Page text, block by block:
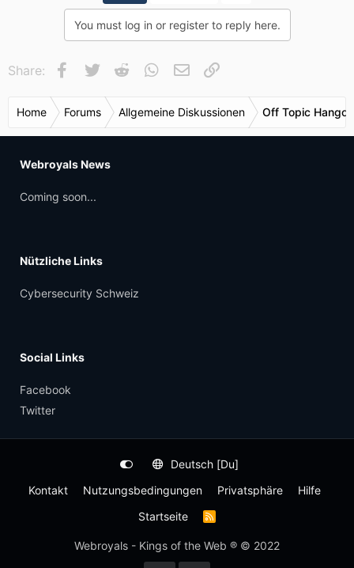
You must log in or register to reply here.
Share: Facebook
Twitter Reddit WhatsApp
E-Mail
Home Forums Allgemeine Diskussionen Off Topic
Webroyals News
Coming soon...
Nützliche Links
Cybersecurity Schweiz
Social Links
Facebook
Twitter
Deutsch [Du]
Kontakt
Nutzungsbedingungen Privatsphäre
Hilfe
Startseite
R
S
-
Webroyals - Kings of the Web ® © 2022